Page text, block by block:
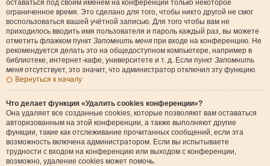
оставаться под своим именем на конференции только некоторое
ограниченное время. Это сделано для того, чтобы никто другой не смог
воспользоваться вашей учётной записью. Для того чтобы вам не
приходилось вводить имя пользователя и пароль каждый раз, вы можете
отметить флажком пункт Запомнить меня при входе на конференцию. Не
рекомендуется делать это на общедоступном компьютере, например в
библиотеке, интернет-кафе, университете и т. д. Если пункт Запомнить
меня отсутствует, это значит, что администратор отключил эту функцию.
Вернуться к началу
Что делает функция «Удалить cookies конференции»?
Она удаляет все созданные cookies, которые позволяют вам оставаться
авторизованным на этой конференции, а также выполняют другие
функции, такие как отслеживание прочитанных сообщений, если эта
возможность включена администратором. Если вы испытываете
трудности с входом на конференцию или выходом с конференции,
возможно, удаление cookies может помочь.